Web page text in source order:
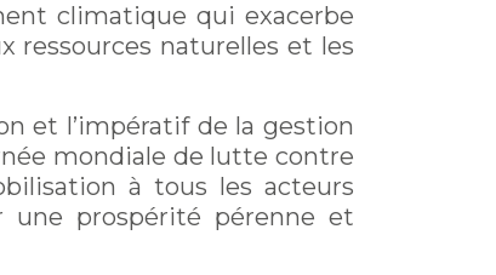
climatique qui exacerbe
ressources naturelles et les
et l’impératif de la gestion
mondiale de lutte contre
à tous les acteurs
une prospérité pérenne et